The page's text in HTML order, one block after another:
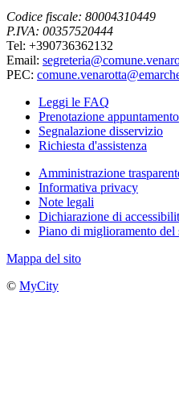
Codice fiscale: 80004310449
P.IVA: 00357520444
Tel: +390736362132
Email:
PEC:
Leggi le FAQ
Prenotazione appuntamento
Segnalazione disservizio
Richiesta d'assistenza
Amministrazione
Informativa privacy
Note legali
Dichiarazione di
Piano di miglioramento del
Mappa del sito
© MyCity